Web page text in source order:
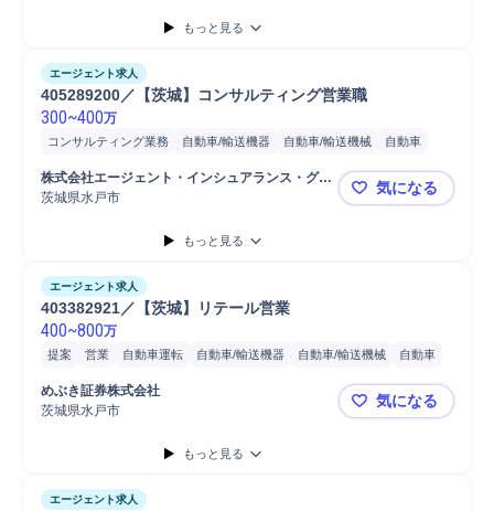
もっと見る
エージェント求人
405289200／【茨城】コンサルティング営業職
300~400万
コンサルティング業務 自動車/輸送機器 自動車/輸送機械
自動車
損害保険
自動車運転
株式会社エージェント・インシュアランス・グル
ープ
茨城県水戸市 405289200
気になる
もっと見る
エージェント求人
403382921／【茨城】リテール営業
400~800万
提案 営業 自動車運転 自動車/輸送機器 自動車/輸送機械
自動車
普通自動車
店舗
めぶき証券株式会社
茨城県水戸市
403382921
気になる
もっと見る
エージェント求人